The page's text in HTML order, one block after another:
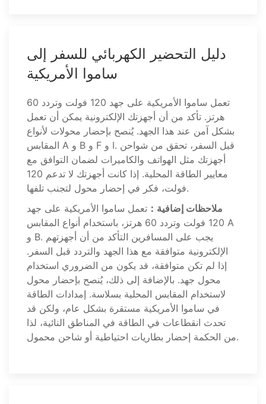
دليل التحضير الكهربائي للسفر إلى
ساموا الأمريكية
تعمل ساموا الأمريكية على جهد 120 فولت وتردد 60
هرتز. تأكد من أن أجهزتك الإلكترونية يمكن أن تعمل
بشكل آمن عند هذا الجهد. يُنصح بإحضار محولات لأنواع
المقابس A و B و F و I. قبل السفر، تحقق من شواحن
أجهزتك مثل الهواتف والكاميرات لضمان التوافق مع
معايير الطاقة المحلية. إذا كانت أجهزتك لا تدعم 120
فولت، فكر في إحضار محول لتجنب تلفها.
ملاحظات إضافية： تعمل ساموا الأمريكية على جهد
120 فولت وتردد 60 هرتز، باستخدام أنواع المقابس A
و B. يجب على المسافرين التأكد من أن أجهزتهم
الإلكترونية متوافقة مع هذا الجهد والتردد قبل السفر.
إذا لم تكن متوافقة، قد يكون من الضروري استخدام
محول جهد. بالإضافة إلى ذلك، يُنصح بإحضار محول
لاستخدام المقابس المحلية بسلاسة. إمدادات الطاقة
في ساموا الأمريكية مستقرة بشكل عام، ولكن قد
تحدث انقطاعات في الطاقة في المناطق النائية، لذا
من الحكمة إحضار بطاريات احتياطية أو شاحن محمول.